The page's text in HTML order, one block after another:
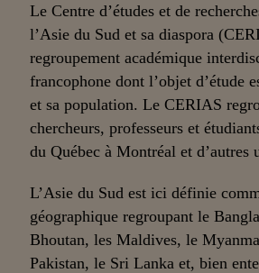
Le Centre d’études et de
l’Asie du Sud et sa diaspora
regroupement académique
francophone dont l’objet d’étude
et sa population. Le CERIAS
chercheurs, professeurs et
du Québec à Montréal et d’autres
L’Asie du Sud est ici définie
géographique regroupant le
Bhoutan, les Maldives, le
Pakistan, le Sri Lanka et, bien